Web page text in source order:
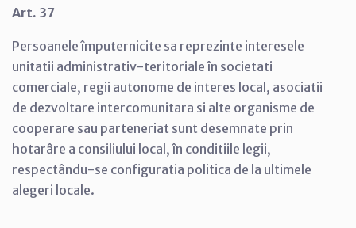
Art. 37
Persoanele împuternicite sa reprezinte interesele
unitatii administrativ-teritoriale în societati
comerciale, regii autonome de interes local, asociatii
de dezvoltare intercomunitara si alte organisme de
cooperare sau parteneriat sunt desemnate prin
hotarâre a consiliului local, în conditiile legii,
respectându-se configuratia politica de la ultimele
alegeri locale.